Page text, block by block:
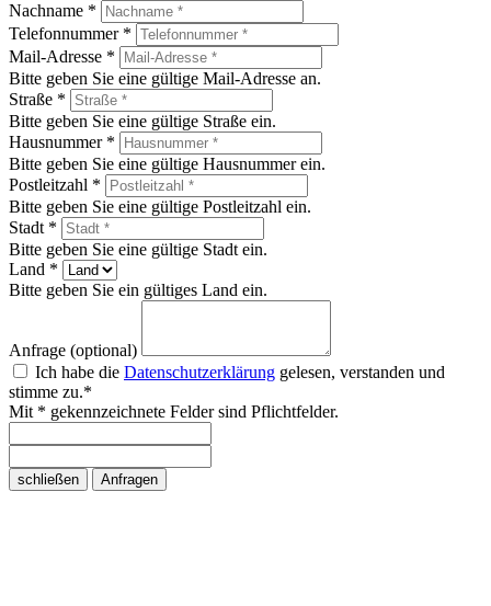
Nachname *
Telefonnummer *
Mail-Adresse *
Bitte geben Sie eine gültige Mail-Adresse an.
Straße *
Bitte geben Sie eine gültige Straße ein.
Hausnummer *
Bitte geben Sie eine gültige Hausnummer ein.
Postleitzahl *
Bitte geben Sie eine gültige Postleitzahl ein.
Stadt *
Bitte geben Sie eine gültige Stadt ein.
Land *
Bitte geben Sie ein gültiges Land ein.
Anfrage (optional)
Ich habe die Datenschutzerklärung gelesen, verstanden und
stimme zu.*
Mit * gekennzeichnete Felder sind Pflichtfelder.
schließen Anfragen